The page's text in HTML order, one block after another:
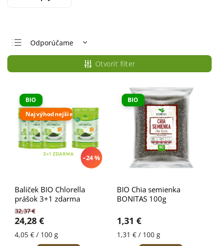
Odporúčame
Najlacnejšie
Najdrahšie
Abecedne
Otvoriť filter
BIO
Najvýhodnejšie
–24 %
Balíček BIO Chlorella
prášok 3+1 zdarma
32,37 €
24,28 €
4,05 € / 100 g
BIO
BIO Chia semienka
BONITAS 100g
1,31 €
1,31 € / 100 g